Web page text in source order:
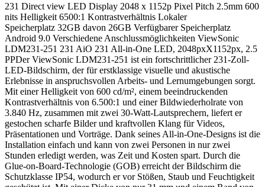
231 Direct view LED Display 2048 x 1152p Pixel Pitch 2.5mm 600
nits Helligkeit 6500:1 Kontrastverhältnis Lokaler
Speicherplatz 32GB davon 26GB Verfügbarer Speicherplatz
Android 9.0 Verschiedene Anschlussmöglichkeiten ViewSonic
LDM231-251 231 AiO 231 All-in-One LED, 2048pxX1152px, 2.5
PPDer ViewSonic LDM231-251 ist ein fortschrittlicher 231-Zoll-
LED-Bildschirm, der für erstklassige visuelle und akustische
Erlebnisse in anspruchsvollen Arbeits- und Lernumgebungen sorgt.
Mit einer Helligkeit von 600 cd/m², einem beeindruckenden
Kontrastverhältnis von 6.500:1 und einer Bildwiederholrate von
3.840 Hz, zusammen mit zwei 30-Watt-Lautsprechern, liefert er
gestochen scharfe Bilder und kraftvollen Klang für Videos,
Präsentationen und Vorträge. Dank seines All-in-One-Designs ist die
Installation einfach und kann von zwei Personen in nur zwei
Stunden erledigt werden, was Zeit und Kosten spart. Durch die
Glue-on-Board-Technologie (GOB) erreicht der Bildschirm die
Schutzklasse IP54, wodurch er vor Stößen, Staub und Feuchtigkeit